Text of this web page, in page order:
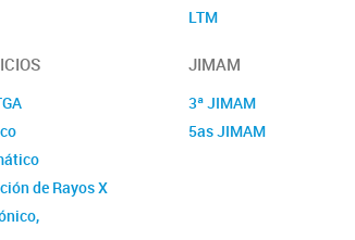
LTM
LYM
de Rayos X
JIMAM
3ª JIMAM
5as JIMAM